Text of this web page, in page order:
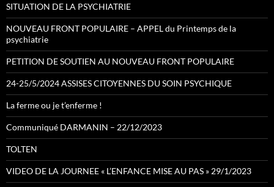
SITUATION DE LA PSYCHIATRIE
NOUVEAU FRONT POPULAIRE – APPEL du Printemps de la
psychiatrie
PETITION DE SOUTIEN AU NOUVEAU FRONT POPULAIRE
24-25/5/2024 ASSISES CITOYENNES DU SOIN PSYCHIQUE
La ferme ou je t’enferme !
Communiqué DARMANIN – 22/12/2023
TOLTEN
VIDEO DE LA JOURNEE « L’ENFANCE MISE AU PAS » 29/1/2023